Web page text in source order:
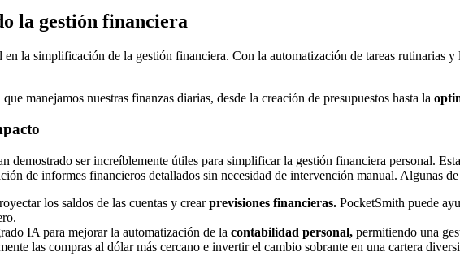
la gestión financiera
la simplificación de la gestión financiera. Con la automatización de tareas rutinarias
manejamos nuestras finanzas diarias, desde la creación de presupuestos hasta la
demostrado ser increíblemente útiles para simplificar la gestión financiera personal.
de informes financieros detallados sin necesidad de intervención manual. Algunas
los saldos de las cuentas y crearprevisiones financieras. PocketSmith puede
IA para mejorar la automatización de la contabilidad personal, permitiendo una
las compras al dólar más cercano e invertir el cambio sobrante en una cartera